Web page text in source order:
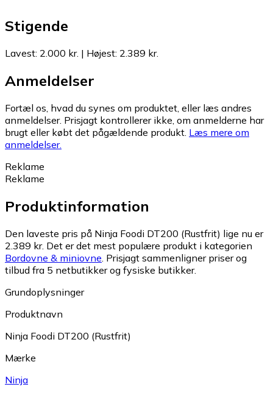
Stigende
Lavest: 2.000 kr. | Højest: 2.389 kr.
Anmeldelser
Fortæl os, hvad du synes om produktet, eller læs andres
anmeldelser. Prisjagt kontrollerer ikke, om anmelderne har
brugt eller købt det pågældende produkt. Læs mere om
anmeldelser.
Reklame
Reklame
Produktinformation
Den laveste pris på Ninja Foodi DT200 (Rustfrit) lige nu er
2.389 kr. Det er det mest populære produkt i kategorien
Bordovne & miniovne Prisjagt sammenligner priser og
tilbud fra 5 netbutikker og fysiske butikker.
Grundoplysninger
Produktnavn
Ninja Foodi DT200 (Rustfrit)
Mærke
Ninja